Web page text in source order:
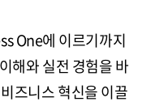
One에 이르기까지
해와 실전 경험을 바
즈니스 혁신을 이끌